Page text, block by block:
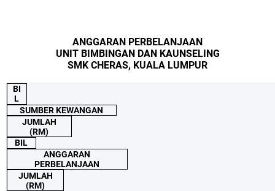
ANGGARAN PERBELANJAAN
UNIT BIMBINGAN DAN KAUNSELING
SMK CHERAS, KUALA LUMPUR
BI
L
SUMBER KEWANGAN
JUMLAH
(RM)
BIL
ANGGARAN
PERBELANJAAN
JUMLAH
(RM)